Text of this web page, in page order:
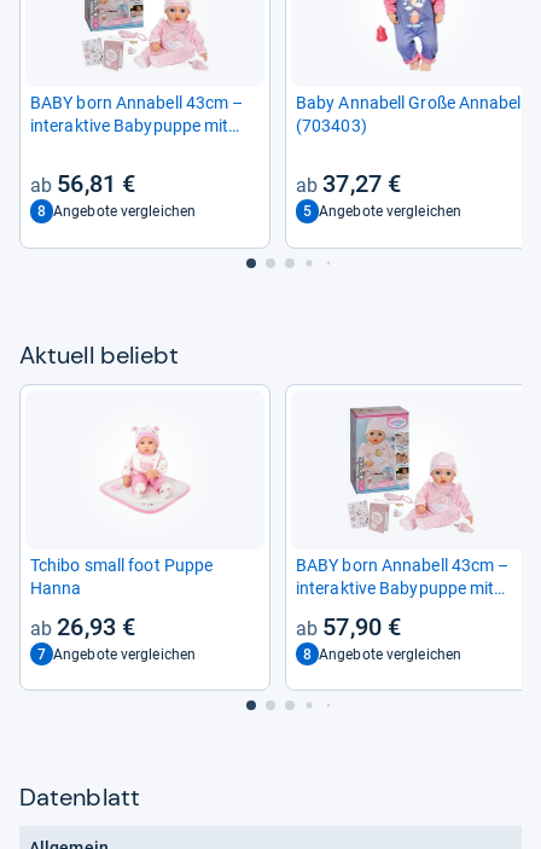
BABY born Anna­bell 43cm –
inter­ak­tive Baby­puppe mit
56,81 €
8 Angebote vergleichen
Baby Anna­bell Große Anna­bell
(703403)
37,27 €
5 Angebote vergleichen
Aktu­ell beliebt
Tchibo small foot Puppe
Hanna
26,93 €
7 Angebote vergleichen
BABY born Anna­bell 43cm –
inter­ak­tive Baby­puppe mit
57,90 €
8 Angebote vergleichen
Datenblatt